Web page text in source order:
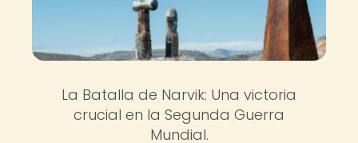
La Batalla de Narvik: Una victoria
crucial en la Segunda Guerra
Mundial.